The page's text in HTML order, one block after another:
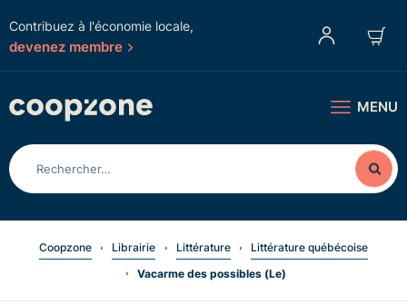
Contribuez à l'économie locale,
devenez membre
MENU
Coopzone Librairie Littérature
Littérature québécoise
Vacarme des possibles (Le)